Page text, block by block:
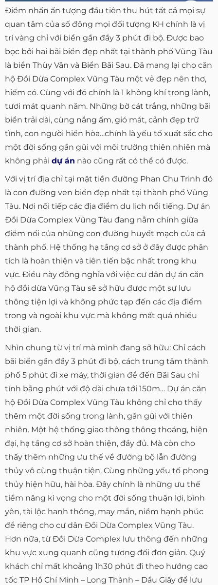
Điểm nhấn ấn tượng đầu tiên thu hút tất cả mọi sự
quan tâm của số đông mọi đối tượng KH chính là vị
trí vàng chỉ với biển gần đầy 3 phút đi bộ. Được bao
bọc bởi hai bãi biển đẹp nhất tại thành phố Vũng Tàu
là biển Thùy Vân và Biển Bãi Sau. Đã mang lại cho căn
hộ Đồi Dừa Complex Vũng Tàu một vẻ đẹp nên thơ,
hiếm có. Cùng với đó chính là 1 không khí trong lành,
tươi mát quanh năm. Những bờ cát trắng, những bãi
biển trải dài, cùng nắng ấm, gió mát, cảnh đẹp trữ
tình, con người hiền hòa…chính là yếu tố xuất sắc cho
một đời sống gần gũi với môi trường thiên nhiên mà
không phải dự án nào cũng rất có thể có được.
Với vị trí địa chỉ tại mặt tiền đường Phan Chu Trinh đó
là con đường ven biển đẹp nhất tại thành phố Vũng
Tàu. Nơi nối tiếp các địa điểm du lịch nổi tiếng. Dự án
Đồi Dừa Complex Vũng Tàu đang nằm chính giữa
điểm nối của những con đường huyết mạch của cả
thành phố. Hệ thống hạ tầng cơ sở ở đây được phân
tích là hoàn thiện và tiên tiến bậc nhất trong khu
vực. Điều này đồng nghĩa với việc cư dân dự án căn
hộ đồi dừa Vũng Tàu sẽ sở hữu được một sự lưu
thông tiện lợi và không phức tạp đến các địa điểm
trong và ngoài khu vực mà không mất quá nhiều
thời gian.
Nhìn chung từ vị trí mà mình đang sở hữu: Chỉ cách
bãi biển gần đầy 3 phút đi bộ, cách trung tâm thành
phố 5 phút đi xe máy, thời gian để đến Bãi Sau chỉ
tính bằng phút với độ dài chưa tới 150m… Dự án căn
hộ Đồi Dừa Complex Vũng Tàu không chỉ cho thấy
thêm một đời sống trong lành, gần gũi với thiên
nhiên. Một hệ thống giao thông thông thoáng, hiện
đại, hạ tầng cơ sở hoàn thiện, đầy đủ. Mà còn cho
thấy thêm những ưu thế về đường bộ lẫn đường
thủy vô cùng thuận tiện. Cùng những yếu tố phong
thủy hiện hữu, hài hòa. Đây chính là những ưu thế
tiềm năng kì vọng cho một đời sống thuận lợi, bình
yên, tài lộc hanh thông, may mắn, niềm hạnh phúc
để riêng cho cư dân Đồi Dừa Complex Vũng Tàu.
Hơn nữa, từ Đồi Dừa Complex lưu thông đến những
khu vực xung quanh cũng tương đối đơn giản. Quý
khách chỉ mất khoảng 1h30 phút đi theo hướng cao
tốc TP Hồ Chí Minh – Long Thành – Dầu Giây để lưu